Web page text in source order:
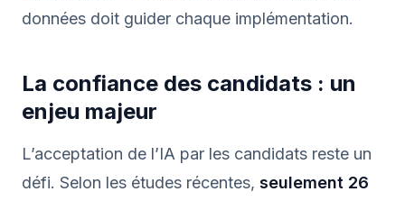
données doit guider chaque implémentation.
La confiance des candidats : un
enjeu majeur
L’acceptation de l’IA par les candidats reste un
défi. Selon les études récentes, seulement 26